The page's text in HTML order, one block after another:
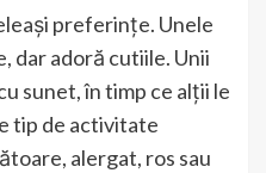
preferințe. Unele
dar adoră cutiile. Unii
sunet, în timp ce alții le
tip de activitate
alergat, ros sau